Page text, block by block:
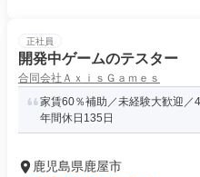
正社員
開発中ゲームのテスター
合同会社ＡｘｉｓＧａｍｅｓ
家賃60％補助／未経験大歓迎／
年間休日135日
鹿児島県鹿屋市